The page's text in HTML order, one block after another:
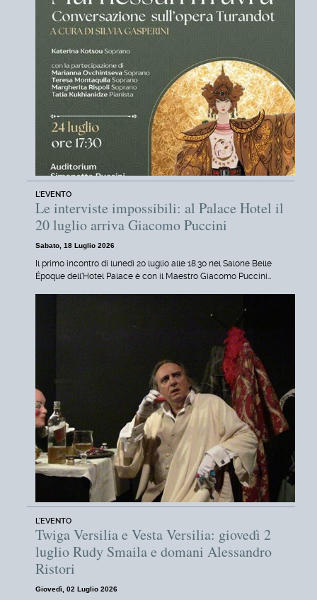
L'EVENTO
Le interviste impossibili: al Palace Hotel il
20 luglio arriva Giacomo Puccini
Sabato, 18 Luglio 2026
Il primo incontro di lunedì 20 luglio alle 18.30 nel Salone Belle
Époque dell'Hotel Palace è con il Maestro Giacomo Puccini…
L'EVENTO
Twiga Versilia e Vesta Versilia: giovedì 2
luglio Rudy Smaila e domani Alessandro
Ristori
Giovedì, 02 Luglio 2026